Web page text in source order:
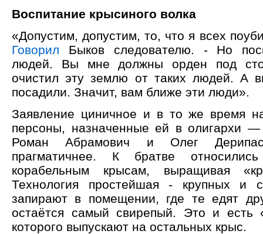
Воспитание крысиного волка
«Допустим, допустим, то, что я всех
Говорил Быков следователю. - Но
людей. Вы мне должны орден под
очистил эту землю от таких людей. А
посадили. Значит, вам ближе эти люди».
Заявление циничное и в то же время
персоны, назначенные ей в олигархи
Роман Абрамович и Олег
прагматичнее. К братве
корабельным крысам, выращивая
Технология простейшая - крупных и
запирают в помещении, где те едят
остаётся самый свирепый. Это и есть
которого выпускают на остальных крыс.